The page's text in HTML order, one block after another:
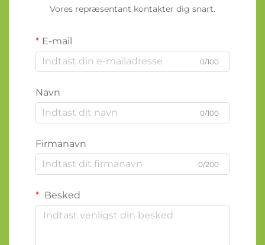
Vores repræsentant kontakter dig snart.
E-mail
0/100
Navn
0/100
Firmanavn
0/200
Besked